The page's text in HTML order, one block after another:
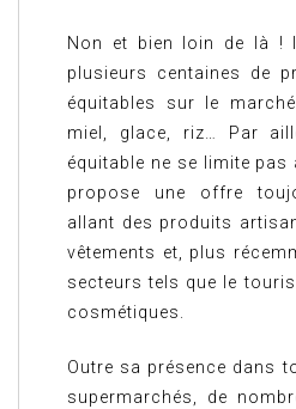
Non et bien loin de là !
plusieurs centaines de
équitables sur le
miel, glace, riz… Par
équitable ne se limite pas
propose une offre
allant des produits
vêtements et, plus
secteurs tels que le
cosmétiques.
Outre sa présence dans
supermarchés, de